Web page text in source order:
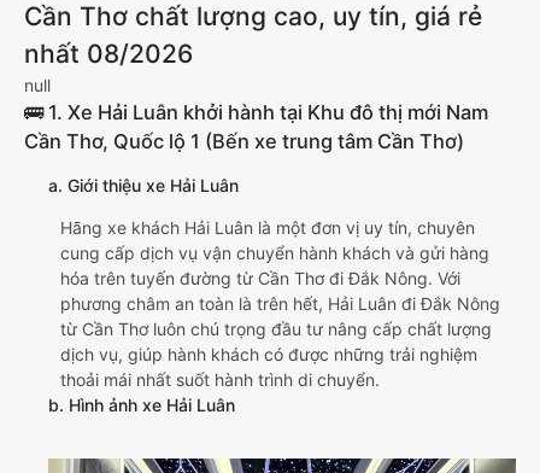
Cần Thơ chất lượng cao, uy tín, giá rẻ
nhất 08/2026
null
🚌 1. Xe Hải Luân khởi hành tại Khu đô thị mới Nam
Cần Thơ, Quốc lộ 1 (Bến xe trung tâm Cần Thơ)
a. Giới thiệu xe Hải Luân
Hãng xe khách Hải Luân là một đơn vị uy tín, chuyên
cung cấp dịch vụ vận chuyển hành khách và gửi hàng
hóa trên tuyến đường từ Cần Thơ đi Đắk Nông. Với
phương châm an toàn là trên hết, Hải Luân đi Đắk Nông
từ Cần Thơ luôn chú trọng đầu tư nâng cấp chất lượng
dịch vụ, giúp hành khách có được những trải nghiệm
thoải mái nhất suốt hành trình di chuyển.
b. Hình ảnh xe Hải Luân